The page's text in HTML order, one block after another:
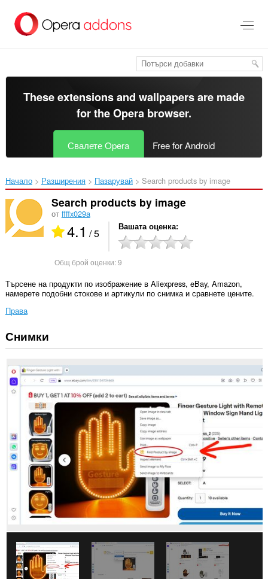
главното
съдържание
These extensions and wallpapers are made
for theOpera browser.
Свалете Opera Free for Android
Начало Разширения Пазарувай Search products by image‎
Search products by image
от ffffx029a
4.1 / 5 Вашата оценка
Общ брой оценки:9
Търсене на продукти по изображение в Aliexpress, eBay, Amazon,
намерете подобни стокове и артикули по снимка и сравнете цените.
Права
Това
разширение
да
осъществява
достъп
до
някои
сайтове.
This
extension
notifications
and
you
Снимки